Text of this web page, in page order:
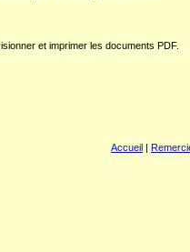
et imprimer les documents PDF.
Accueil